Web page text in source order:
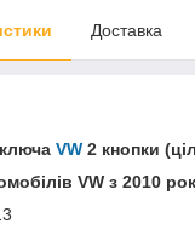
Доставка
VW 2 кнопки
VW з 2010